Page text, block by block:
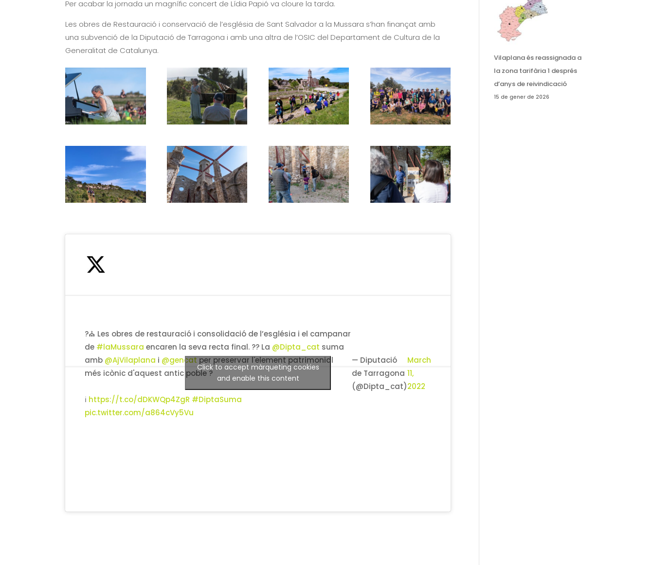
Les obres de Restauració i conservació de l’església de Sant Salvador a la Mussara s’han finançat amb
una subvenció de la Diputació de Tarragona i amb una altra de l’OSIC del Departament de Cultura de la
?⛪ Les obres de restauració i consolidació de l’església i el campanar
de#laMussaraencaren la seva recta final. ?‍? La@Dipta_catsuma
amb@AjVilaplanai @gencatper preservar l'element patrimonial
ℹhttps://t.co/dDKWQp4ZgR#DiptaSuma
— Diputació
de Tarragona
March
11,
Click to accept màrqueting cookies
and enable this content
Vilaplana és reassignada a
la zona tarifària 1 després
d’anys de reivindicació